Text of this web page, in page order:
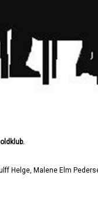
Helge, Malene Elm